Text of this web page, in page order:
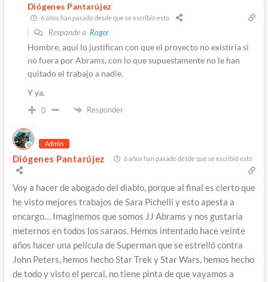
Diógenes Pantarújez
6 años han pasado desde que se escribió esto
Responde a Roger
Hombre, aquí lo justifican con que el proyecto no existiría si
no fuera por Abrams, con lo que supuestamente no le han
quitado el trabajo a nadie.
Y ya.
0 Responder
Admin
Diógenes Pantarújez 6 años han pasado desde que se escribió esto
Voy a hacer de abogado del diablo, porque al final es cierto que
he visto mejores trabajos de Sara Pichelli y esto apesta a
encargo… Imaginemos que somos JJ Abrams y nos gustaría
meternos en todos los saraos. Hemos intentado hace veinte
años hacer una película de Superman que se estrelló contra
John Peters, hemos hecho Star Trek y Star Wars, hemos hecho
de todo y visto el percal, no tiene pinta de que vayamos a